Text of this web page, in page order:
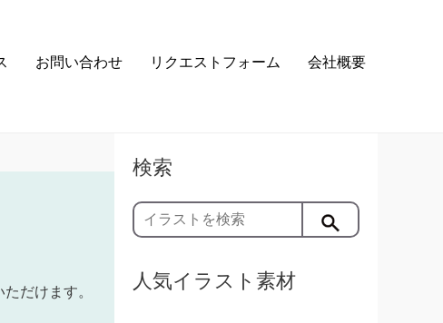
お問い合わせ リクエストフォーム 会社概要
ただけます。
検索
人気イラスト素材